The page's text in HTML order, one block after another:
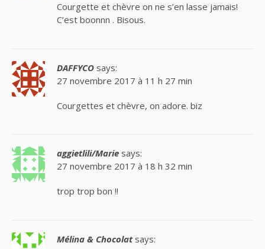
Courgette et chèvre on ne s’en lasse jamais!
C’est boonnn . Bisous.
DAFFYCO says:
27 novembre 2017 à 11 h 27 min
Courgettes et chèvre, on adore. biz
aggietlili/Marie says:
27 novembre 2017 à 18 h 32 min
trop trop bon !!
Mélina & Chocolat says: